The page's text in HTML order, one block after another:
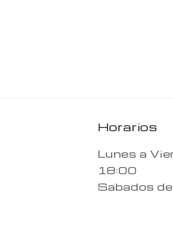
Horarios
Lunes a
18:00
Sabados